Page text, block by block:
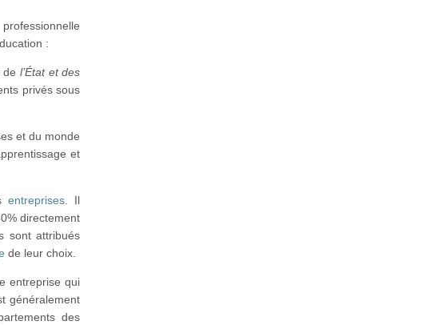
:
de l’État et des
privés sous
et du monde
et
entreprises . Il
directement
sont attribués
de leur choix.
entreprise qui
généralement
des